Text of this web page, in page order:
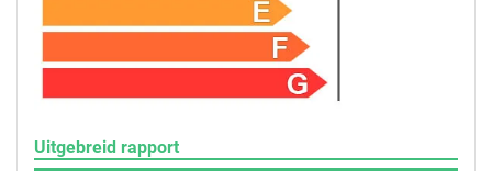
Uitgebreid rapport